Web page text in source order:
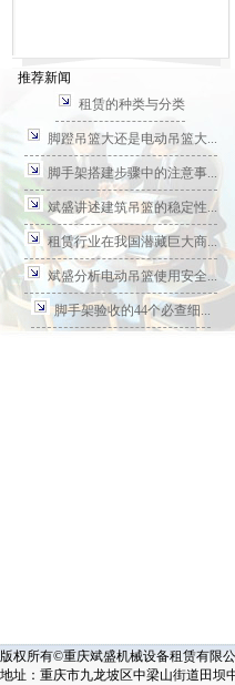
推荐新闻
租赁的种类与分类
脚蹬吊篮大还是电动吊篮大...
脚手架搭建步骤中的注意事...
斌盛讲述建筑吊篮的稳定性...
租赁行业在我国潜藏巨大商...
斌盛分析电动吊篮使用安全...
脚手架验收的44个必查细...
版权所有©重庆斌盛机械设备租赁有限
地址：重庆市九龙坡区中梁山街道田坝